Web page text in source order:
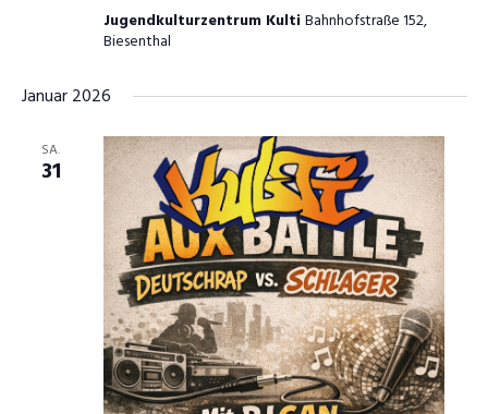
Jugendkulturzentrum KultiBahnhofstraße 152,
Biesenthal
Januar 2026
SA.
31